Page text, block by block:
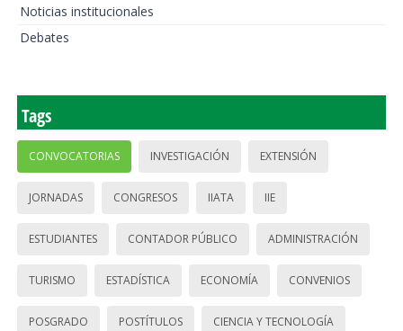
Noticias institucionales
Debates
Tags
CONVOCATORIAS INVESTIGACIÓN EXTENSIÓN
JORNADAS CONGRESOS IIATA IIE
ESTUDIANTES CONTADOR PÚBLICO ADMINISTRACIÓN
TURISMO ESTADÍSTICA ECONOMÍA CONVENIOS
POSGRADO POSTÍTULOS CIENCIA Y TECNOLOGÍA